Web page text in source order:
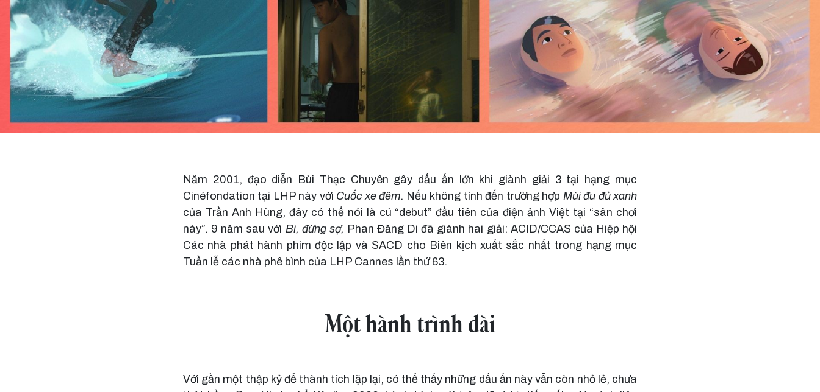
Năm 2001, đạo diễn Bùi Thạc Chuyên gây dấu ấn lớn khi giành giải 3 tại hạng mục
Cinéfondation tại LHP này với Cuốc xe đêm. Nếu không tính đến trường hợp Mùi đu đủ xanh
của Trần Anh Hùng, đây có thể nói là cú “debut” đầu tiên của điện ảnh Việt tại “sân chơi
này”. 9 năm sau với Bi, đừng sợ, Phan Đăng Di đã giành hai giải: ACID/CCAS của Hiệp hội
Các nhà phát hành phim độc lập và SACD cho Biên kịch xuất sắc nhất trong hạng mục
Tuần lễ các nhà phê bình của LHP Cannes lần thứ 63.
Một hành trình dài
Với gần một thập kỷ để thành tích lặp lại, có thể thấy những dấu ấn này vẫn còn nhỏ lẻ, chưa